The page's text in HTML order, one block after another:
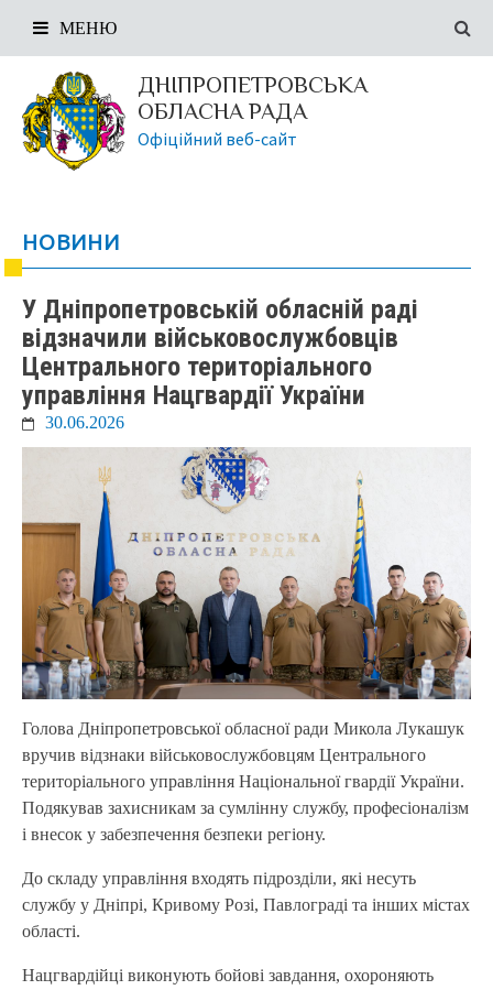
ДНІПРОПЕТРОВСЬКА
ОБЛАСНА РАДА
Офіційний веб-сайт
МЕНЮ
НОВИНИ
У Дніпропетровській обласній раді
відзначили військовослужбовців
Центрального територіального
управління Нацгвардії України
30.06.2026
Голова Дніпропетровської обласної ради Микола Лукашук
вручив відзнаки військовослужбовцям Центрального
територіального управління Національної гвардії України.
Подякував захисникам за сумлінну службу, професіоналізм
і внесок у забезпечення безпеки регіону.
До складу управління входять підрозділи, які несуть
службу у Дніпрі, Кривому Розі, Павлограді та інших містах
області.
Нацгвардійці виконують бойові завдання, охороняють